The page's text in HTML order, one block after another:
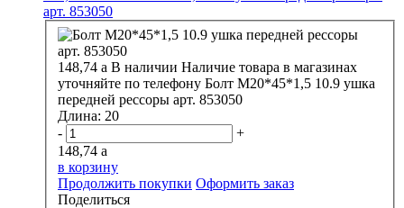
арт. 853050
148,74 a В наличии Наличие товара в магазинах
уточняйте по телефону Болт М20*45*1,5 10.9 ушка
передней рессоры арт. 853050
Длина: 20
-
+
148,74 a
в корзину
Продолжить покупки Оформить заказ
Поделиться